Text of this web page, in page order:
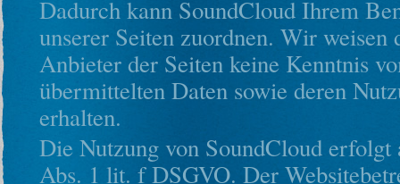
Dadurch kann SoundCloud Ihrem
unserer Seiten zuordnen. Wir weisen
Anbieter der Seiten keine Kenntnis
übermittelten Daten sowie deren
erhalten.
Die Nutzung von SoundCloud
Abs. 1 lit. f DSGVO. Der